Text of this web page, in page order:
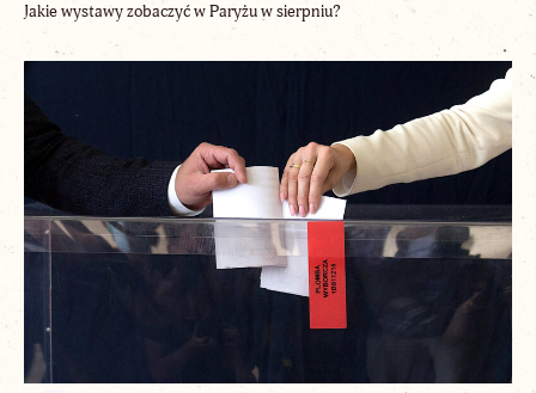
Jakie wystawy zobaczyć w Paryżu w sierpniu?